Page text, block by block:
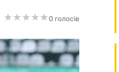
★★★★★
★★★★★0 голосів